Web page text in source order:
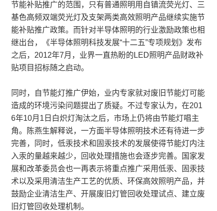
节能补贴推广的范围，只有普通照明用自镇流荧光灯、三
基色高频双端荧光灯及支架两类高效照明产品继续实施节
能补贴推广政策。而针对半导体照明的行业激励政策也相
继出台，《半导体照明科技发展“十二五”专项规划》发布
之后，2012年7月，业界一直热盼的LED照明产品财政补
贴项目招标随之启动。
同时，自节能灯推广伊始，业内专家就对废旧节能灯可能
造成的环境污染问题提出了质疑。不过专家认为，在201
6年10月1日白炽灯淘汰之后，市场上仍将由节能灯唱主
角。陈燕生解释说，一方面半导体照明技术还有待进一步
完善，同时，低汞技术和固汞技术的发展使得节能灯内注
入汞的量越来越少，回收处理措施也会逐步完善。国家发
展和改革委员会也一再表示将重点推广采用低汞、固汞技
术以及采用清洁生产工艺的优质、环保高效照明产品，并
鼓励企业清洁生产、开展废旧灯管回收处理试点、建立废
旧灯管回收处理机制。